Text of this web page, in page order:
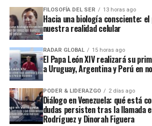
FILOSOFÍA DEL SER 13 horas ago
Hacia una biología consciente:
nuestra realidad celular
RADAR GLOBAL 15 horas ago
El Papa León XIV realizará su
a Uruguay, Argentina y Perú en
PODER & LIDERAZGO 2 días ago
Diálogo en Venezuela: qué está
dudas persisten tras la llamada
Rodríguez y Dinorah Figuera